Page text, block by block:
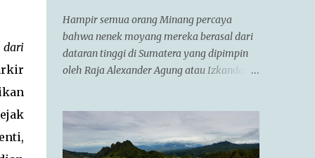
dari
Hampir semua orang Minang percaya
bahwa nenek moyang mereka berasal dari
dataran tinggi di Sumatera yang dipimpin
oleh Raja Alexander Agung atau Izkandar
323 SM Dia juga dikenal sebagai Raja
Alexander III dari Macedonia, seorang
pemimpin militer yang paling berhasil